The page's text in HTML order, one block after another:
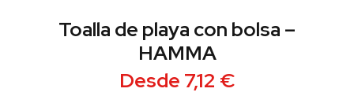
Toalla de playa con bolsa –
HAMMA
Desde 7,12 €